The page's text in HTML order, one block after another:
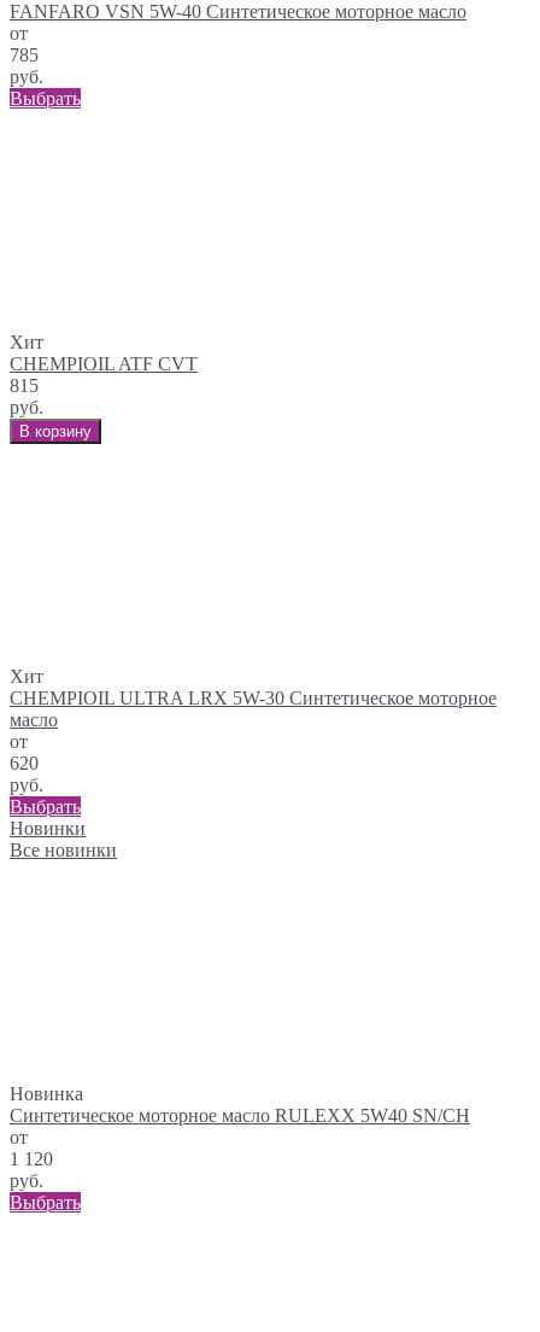
FANFARO VSN 5W-40 Синтетическое моторное масло
от
785
руб.
Выбрать
Хит
CHEMPIOIL ATF CVT
815
руб.
В корзину
Хит
CHEMPIOIL ULTRA LRX 5W-30 Синтетическое моторное
масло
от
620
руб.
Выбрать
Новинки
Все новинки
Новинка
Синтетическое моторное масло RULEXX 5W40 SN/CH
от
1 120
руб.
Выбрать